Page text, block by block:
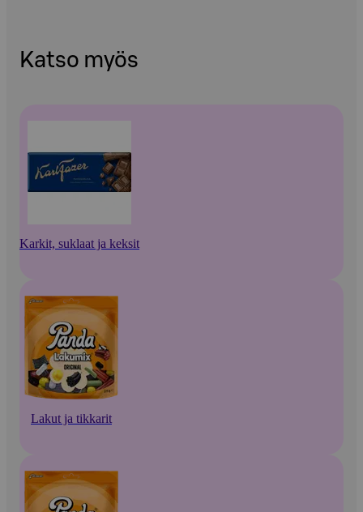
Katso myös
Karkit, suklaat ja keksit
Lakut ja tikkarit